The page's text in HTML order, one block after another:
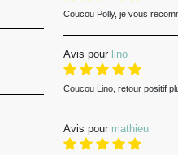
Coucou Polly, je vous
Avis pour lino
Coucou Lino, retour positif
Avis pour mathieu